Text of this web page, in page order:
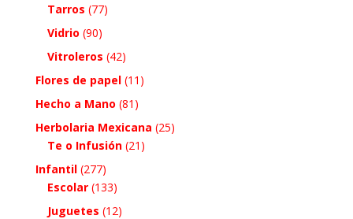
Tarros (77)
Vidrio (90)
Vitroleros (42)
Flores de papel (11)
Hecho a Mano (81)
Herbolaria Mexicana (25)
Te o Infusión (21)
Infantil (277)
Escolar (133)
Juguetes (12)